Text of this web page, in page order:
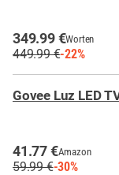
349.99 €Worten
449.99 €-22%
Govee Luz LED
41.77 €Amazon
59.99 €-30%